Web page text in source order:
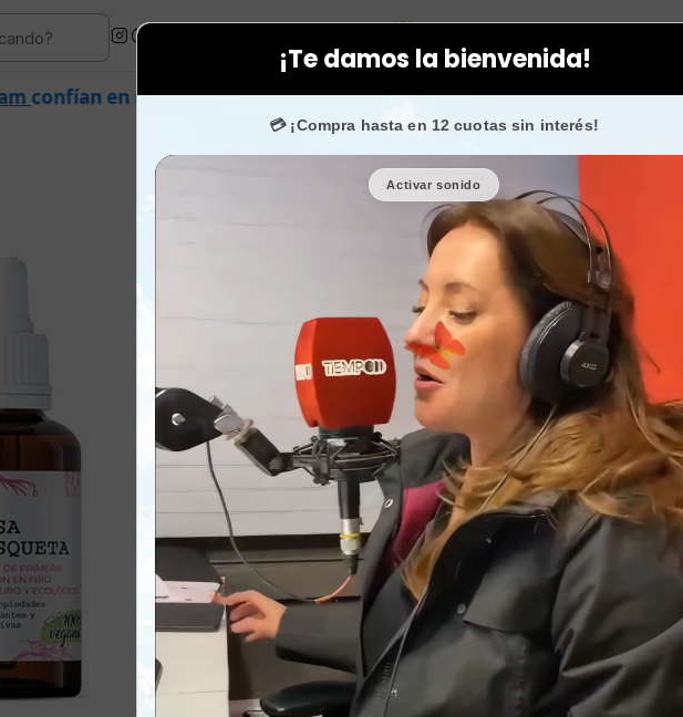
¡Te damos la bienvenida!
💳 ¡Compra hasta en 12 cuotas sin interés!
Activar sonido
Dermik Corporal Aceites Aceite cicatrizante natural de rosa mosqueta
•¡SOLO POR HOY!🚚 Envío gratis + 🎁 cupones de regalo en todas tus
Aceite
mosqueta
🎉 Bienvenid@ 🔥 ¡Hasta $2.500 de regalo
Cantidad